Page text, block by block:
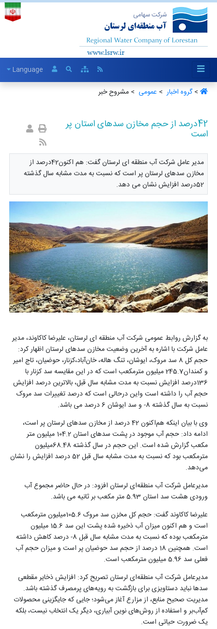
Language
>گروه اخبار ‏ > عمومی ‏ > مشروح خبر
42درصد از حجم مخازن سدهای استان پر
است
مدیر عامل شرکت آب منطقه ای لرستان گفت: هم اکنون42درصد از
مخازن سدهای لرستان پر است که نسبت به مدت مشابه سال گذشته
52درصد افزایش نشان می دهد.
به گزارش روابط عمومی شرکت آب منطقه ای لرستان، علیرضا کاکاوند، مدیر
عامل شرکت با اشاره به آخرین وضعیت مخازن سدهای لرستان اظهار کرد:
حجم کل 8 سد مروک، ایوشان، تنگ هاله، خان‌آباد،کزنار، حوضیان، تاج امیر
و کمندان245.7 میلیون مترمکعب است که در این مقایسه سد کزنار با
136درصد افزایش نسبت به مدت مشابه سال قبل، بالاترین درصد افزایش
حجم آب را داشته است واین درحالی است که درصد تغییرات سد مروک
نسبت به سال گذشته 8- و سد ایوشان 6 درصد می باشد
.
وی با بیان اینکه هم‌اکنون 42 درصد از مخازن سدهای لرستان پر است،
ادامه داد: حجم آب موجود در پشت سدهای استان 104.2 میلیون متر
مکعب گزارش شده است. این حجم در سال گذشته 68.48میلیون
‌مترمکعب بود که نسبت به مدت مشابه سال قبل 52 درصد افزایش را نشان
می‌دهد.
مدیرعامل شرکت آب منطقه‌ای لرستان افزود: در حال حاضر مجموع آب
ورودی‌ هشت سد استان 5.93 متر مکعب بر ثانیه می باشد
.
علیرضا کاکاوند گفت: حجم کل مخزن سد مروک 105.6میلیون مترمکعب
است و هم اکنون میزان آب ذخیره شده پشت این سد 15.6 میلیون
مترمکعب بوده که نسبت به مدت مشابه سال قبل 8- درصد کاهش داشته
است. همچنین 18 درصد از حجم سد حوضیان پر است و میزان حجم آب
فعلی سد 5.96 میلیون مترمکعب است
.
مدیرعامل شرکت آب منطقه‌ای لرستان تصریح کرد: افزایش ذخایر مقطعی
سدها نباید دستاویزی برای بازگشت به رویه‌های پرمصرف گذشته باشد.
مدیریت صحیح منابع، از مزارع آغاز می‌شود؛ جایی که جایگزینی محصولات
کم‌آب‌بر و استفاده از روش‌های نوین آبیاری، دیگر یک انتخاب نیست، بلکه
یک ضرورت حیاتی است.